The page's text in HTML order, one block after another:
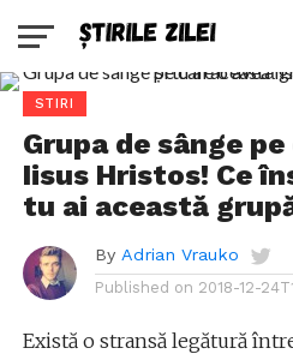
STIRI
Grupa de sânge
Iisus Hristos! Ce
tu ai această
By Adrian Vrauko
Published on 2018-12-
Există o stransă legătură